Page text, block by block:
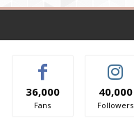
36,000
Fans
40,000
Followers